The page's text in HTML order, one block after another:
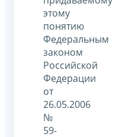
этому
понятию
Федеральным
законом
Российской
Федерации
от
26.05.2006
№
59-